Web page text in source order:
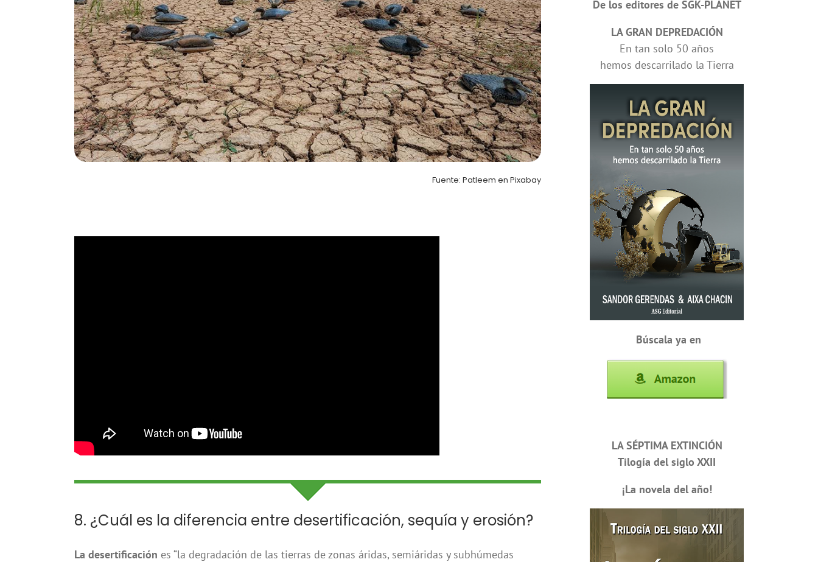
Fuente: Patleem en Pixabay
8. ¿Cuál es la diferencia entre desertificación, sequía y erosión?
La desertificación es “la degradación de las tierras de zonas áridas, semiáridas y subhúmedas
De los editores de SGK-PLANET
LA GRAN DEPREDACIÓN
En tan solo 50 años
hemos descarrilado la Tierra
Búscala ya en
LA SÉPTIMA EXTINCIÓN
Tilogía del siglo XXII
¡La novela del año!